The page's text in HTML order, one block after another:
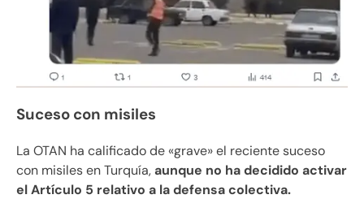
Suceso con misiles
La OTAN ha calificado de «grave» el reciente suceso
con misiles en Turquía,aunque no ha decidido activar
el Artículo 5 relativo a la defensa colectiva.